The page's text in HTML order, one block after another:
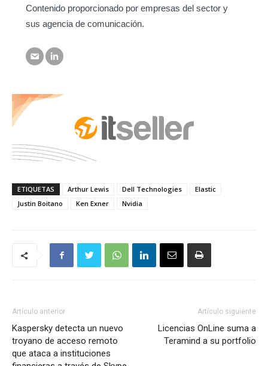
Contenido proporcionado por empresas del sector y
sus agencia de comunicación.
ETIQUETAS Arthur Lewis Dell Technologies
Elastic
Justin Boitano
Ken Exner Nvidia
Artículo anterior
Kaspersky detecta un nuevo
troyano de acceso remoto
que ataca a instituciones
Artículo siguiente
Licencias OnLine suma a
Teramind a su portfolio